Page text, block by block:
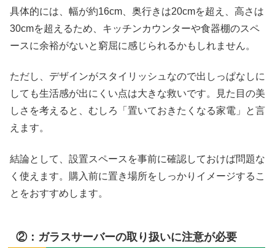
具体的には、幅が約16cm、奥行きは20cmを超え、高さは
30cmを超えるため、キッチンカウンターや食器棚のスペ
ースに余裕がないと窮屈に感じられるかもしれません。
ただし、デザインがスタイリッシュなので出しっぱなしに
しても生活感が出にくい点は大きな救いです。見た目の美
しさを考えると、むしろ「置いておきたくなる家電」と言
えます。
結論として、設置スペースを事前に確認しておけば問題な
く使えます。購入前に置き場所をしっかりイメージするこ
とをおすすめします。
②：ガラスサーバーの取り扱いに注意が必要